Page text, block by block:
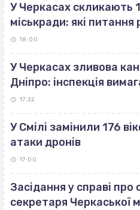
У Черкасах скликають
міськради: які питання
18:00
У Черкасах зливова
Дніпро: інспекція
17:32
У Смілі замінили 176
атаки дронів
17:00
Засідання у справі про
секретаря Черкаської